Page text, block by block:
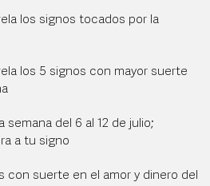
los signos tocados por la
los 5 signos con mayor suerte
semana del 6 al 12 de julio;
a tu signo
con suerte en el amor y dinero del